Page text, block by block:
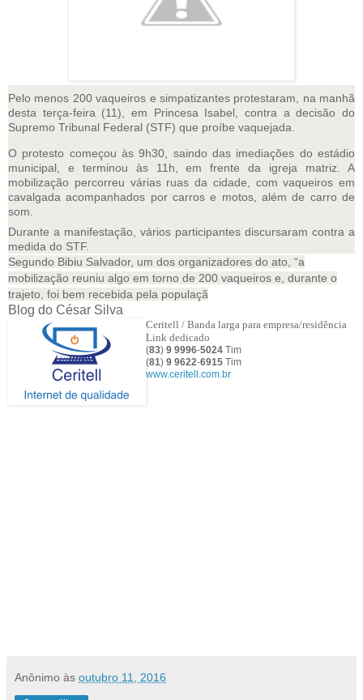
Pelo menos 200 vaqueiros e simpatizantes protestaram, na manhã
desta terça-feira (11), em Princesa Isabel, contra a decisão do
Supremo Tribunal Federal (STF) que proíbe vaquejada.
O protesto começou às 9h30, saindo das imediações do estádio
municipal, e terminou às 11h, em frente da igreja matriz. A
mobilização percorreu várias ruas da cidade, com vaqueiros em
cavalgada acompanhados por carros e motos, além de carro de
som.
Durante a manifestação, vários participantes discursaram contra a
medida do STF.
Segundo Bibiu Salvador, um dos organizadores do ato, “a
mobilização reuniu algo em torno de 200 vaqueiros e, durante o
trajeto, foi bem recebida pela populaçã
Blog do César Silva
Ceritell / Banda larga para empresa/residência
Link dedicado
(83) 9 9996-5024 Tim
(81) 9 9622-6915 Tim
www.ceritell.com.br
Anônimo às outubro 11, 2016